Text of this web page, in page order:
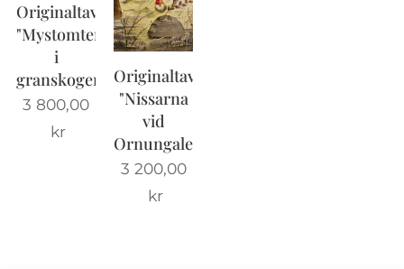
Originaltavla
"Mystomten
i
granskogen"
3 800,00
kr
Originaltavla
"Nissarna
vid
Ornungaleden"
3 200,00
kr